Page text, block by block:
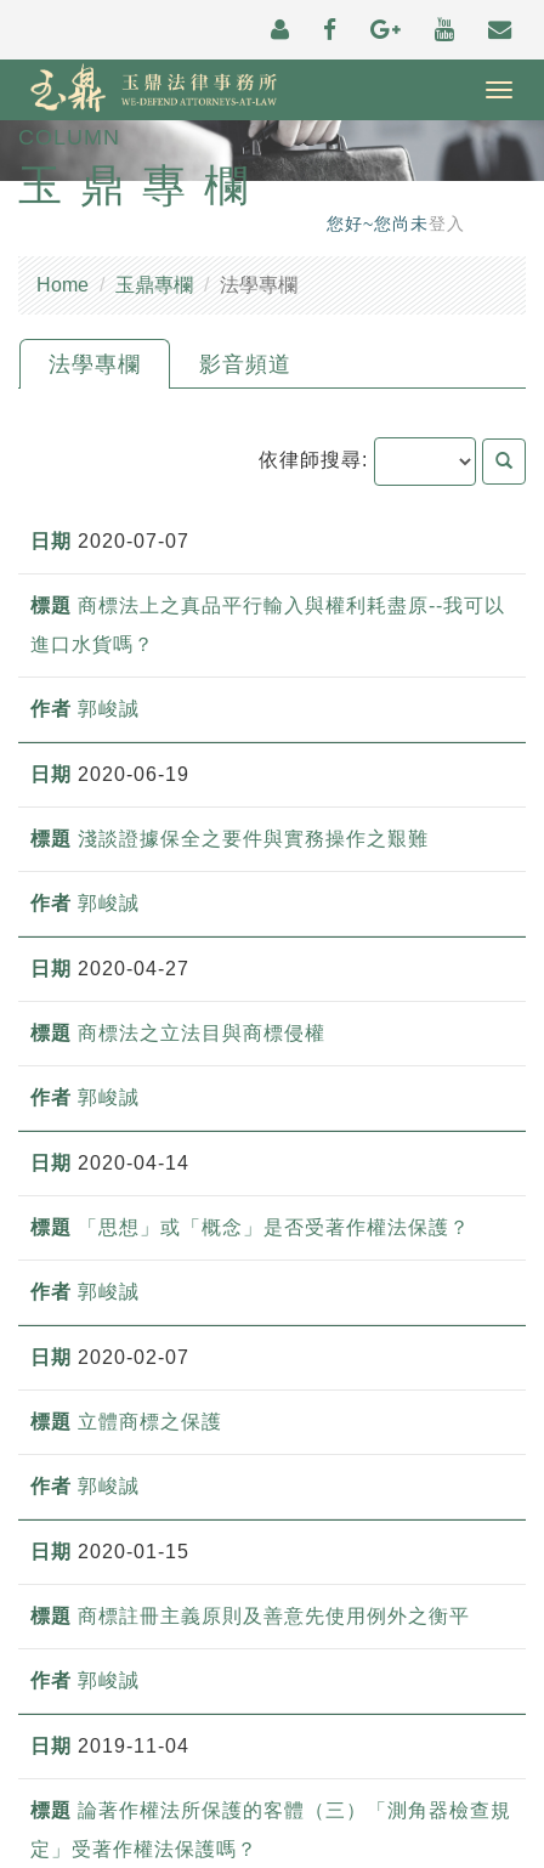
COLUMN
玉鼎專欄
您好~您尚未登入
Home 玉鼎專欄 法學專欄
法學專欄 影音頻道
依律師搜尋:
2020-07-07
商標法上之真品平行輸入與權利耗盡原--我可以
進口水貨嗎？
郭峻誠
2020-06-19
淺談證據保全之要件與實務操作之艱難
郭峻誠
2020-04-27
商標法之立法目與商標侵權
郭峻誠
2020-04-14
「思想」或「概念」是否受著作權法保護？
郭峻誠
2020-02-07
立體商標之保護
郭峻誠
2020-01-15
商標註冊主義原則及善意先使用例外之衡平
郭峻誠
2019-11-04
論著作權法所保護的客體（三）「測角器檢查規
定」受著作權法保護嗎？